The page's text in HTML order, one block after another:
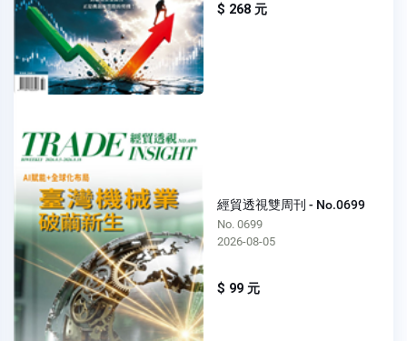
$ 268 元
經貿透視雙周刊 - No.0699
No. 0699
2026-08-05
$ 99 元